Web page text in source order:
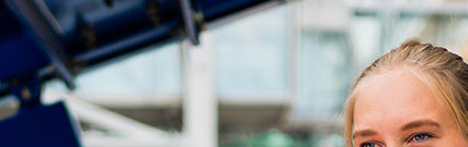
Center der HPA
aller Verkehrsmeldungen im Hafen am